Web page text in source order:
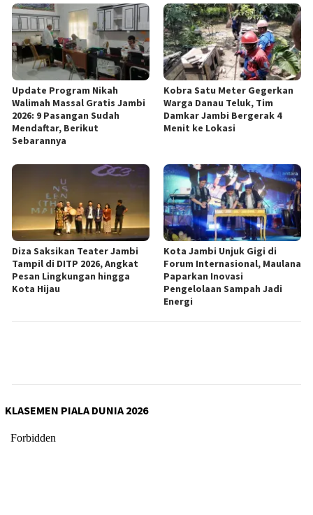
Update Program Nikah
Walimah Massal Gratis Jambi
2026: 9 Pasangan Sudah
Mendaftar, Berikut
Sebarannya
Kobra Satu Meter Gegerkan
Warga Danau Teluk, Tim
Damkar Jambi Bergerak 4
Menit ke Lokasi
Diza Saksikan Teater Jambi
Tampil di DITP 2026, Angkat
Pesan Lingkungan hingga
Kota Hijau
Kota Jambi Unjuk Gigi di
Forum Internasional, Maulana
Paparkan Inovasi
Pengelolaan Sampah Jadi
Energi
KLASEMEN PIALA DUNIA 2026